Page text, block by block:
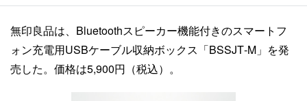
無印良品は、Bluetoothスピーカー機能付きのスマートフ
ォン充電用USBケーブル収納ボックス「BSSJT‐M」を発
売した。価格は5,900円（税込）。